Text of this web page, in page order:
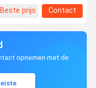
Beste prijs
Contact
opnemen met de